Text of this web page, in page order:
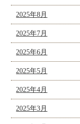
2025年8月
2025年7月
2025年6月
2025年5月
2025年4月
2025年3月